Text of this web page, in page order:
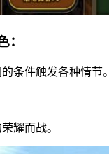
：
条件触发各种情节。
耀而战。